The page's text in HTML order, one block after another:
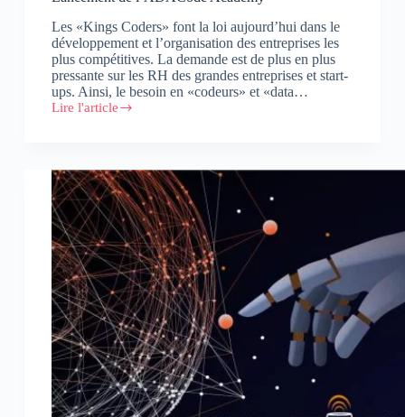
Les «Kings Coders» font la loi aujourd’hui dans le
développement et l’organisation des entreprises les
plus compétitives. La demande est de plus en plus
pressante sur les RH des grandes entreprises et start-
ups. Ainsi, le besoin en «codeurs» et «data…
Lire l'article
Lancement